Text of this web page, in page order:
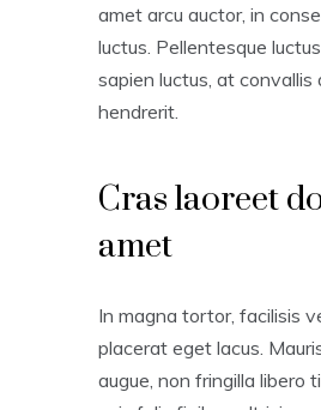
amet arcu auctor, in
luctus. Pellentesque
sapien luctus, at convallis
hendrerit.
Cras laoreet
amet
In magna tortor, facilisis
placerat eget lacus.
augue, non fringilla libero